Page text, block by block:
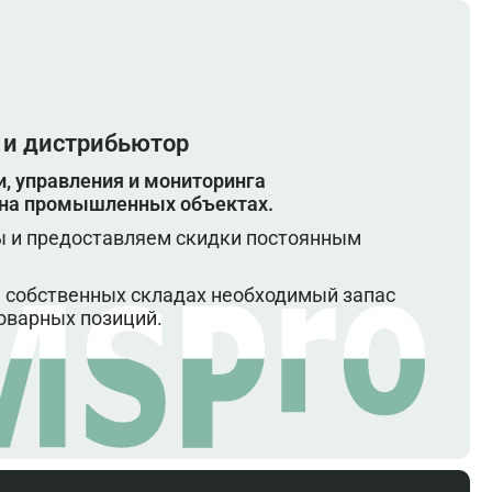
дистрибьютор
управления и мониторинга
на промышленных объектах.
предоставляем скидки постоянным
складах необходимый запас
позиций.